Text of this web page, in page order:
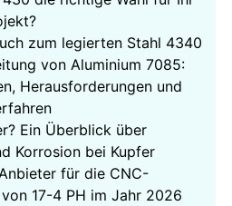
zum legierten Stahl 4340‌
von Aluminium 7085:
Herausforderungen und
Ein Überblick über
Korrosion bei Kupfer
für die CNC-
17-4 PH im Jahr 2026